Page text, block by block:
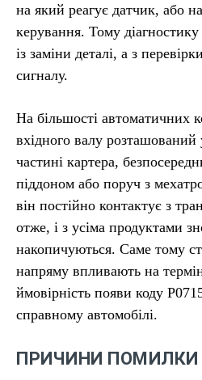
на який реагує датчик, або
керування. Тому
із заміни деталі, а з
сигналу.
На більшості автоматичних
вхідного валу розташований
частині картера,
піддоном або поруч з
він постійно контактує з
отже, і з усіма продуктами
накопичуються. Саме тому
напряму впливають на
ймовірність появи коду
справному автомобілі.
ПРИЧИНИ ПОМИЛКИ